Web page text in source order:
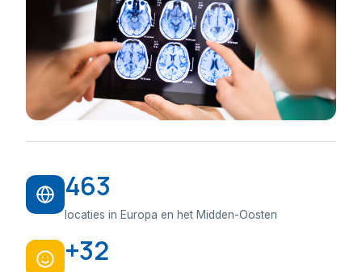
463
locaties in Europa en het Midden-Oosten
+32